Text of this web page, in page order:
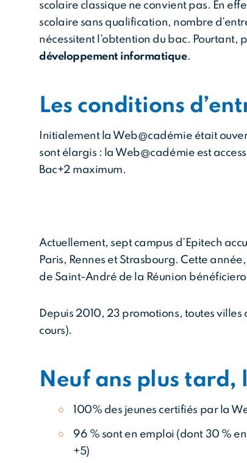
scolaire classique ne convient pas. En
scolaire sans qualification, nombre
nécessitent l’obtention du bac. Pourtant,
développement informatique.
Les conditions
Initialement la Web@cadémie était
sont élargis : la Web@cadémie est
Bac+2 maximum.
Actuellement, sept campus d’Epitech
Paris, Rennes et Strasbourg. Cette
de Saint-André de la Réunion
Depuis 2010, 23 promotions, toutes
cours).
Neuf ans plus tard,
100% des jeunes certifiés par la
96 % sont en emploi (dont 30 %
+5)